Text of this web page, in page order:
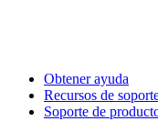
Obtener ayuda
Recursos de
Soporte de